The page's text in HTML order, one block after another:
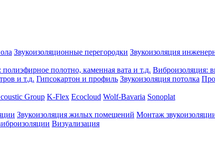
Звукоизоляционные перегородки Звукоизоляция
полотно, каменная вата и т.д. Виброизоляция:
и т.д. Гипсокартон и профиль Звукоизоляция потолка
Group K-Flex Ecocloud Wolf-Bavaria Sonoplat
Звукоизоляция жилых помещений Монтаж
Визуализация